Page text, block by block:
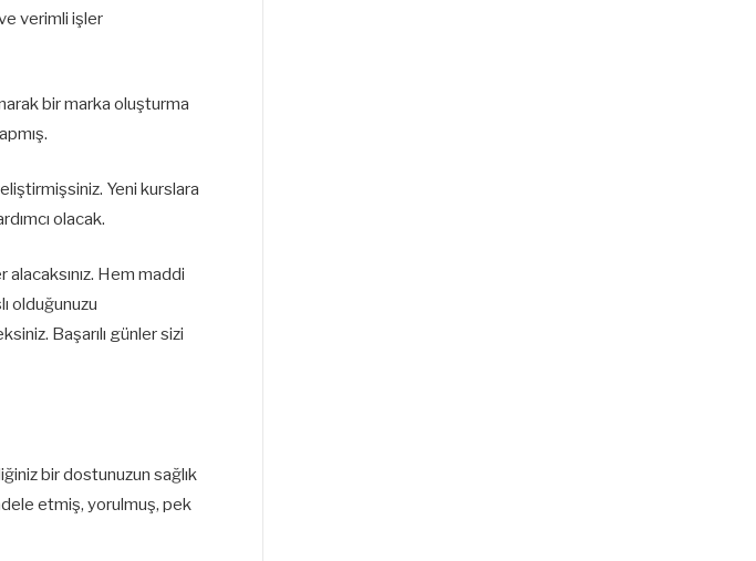
verimli işler
bir marka oluşturma
Yeni kurslara
olacak.
Hem maddi
olduğunuzu
Başarılı günler sizi
bir dostunuzun sağlık
etmiş, yorulmuş, pek